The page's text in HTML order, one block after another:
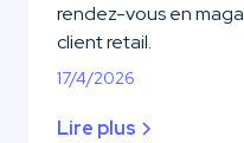
rendez-vous en
client retail.
17/4/2026
Lire plus